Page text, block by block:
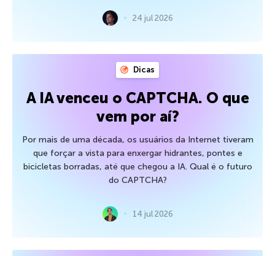
24 jul 2026
Dicas
A IA venceu o CAPTCHA. O que
vem por aí?
Por mais de uma década, os usuários da Internet tiveram
que forçar a vista para enxergar hidrantes, pontes e
bicicletas borradas, até que chegou a IA. Qual é o futuro
do CAPTCHA?
14 jul 2026